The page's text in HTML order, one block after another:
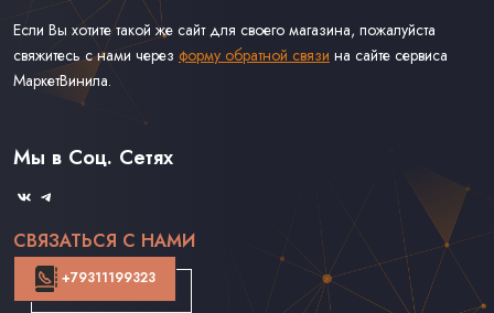
Если Вы хотите такой же сайт для своего магазина, пожалуйста
свяжитесь с нами через форму обратной связи на сайте сервиса
МаркетВинила.
Каталог Винила на Сорокопятках
Связь С Нами
Оферта
Мы в Соц. Сетях
СВЯЗАТЬСЯ С НАМИ
+79311199323